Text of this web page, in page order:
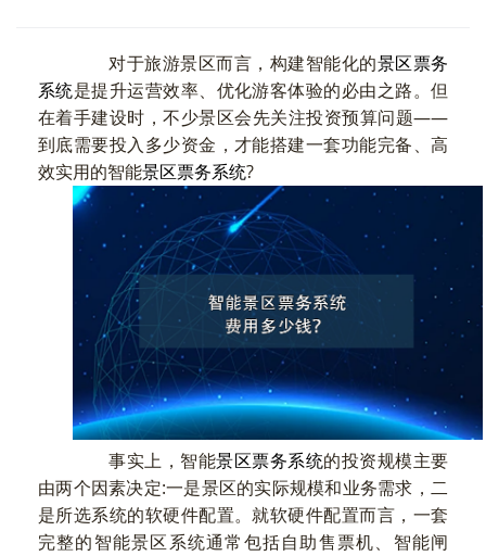
对于旅游景区而言，构建智能化的景区票务
系统是提升运营效率、优化游客体验的必由之路。但
在着手建设时，不少景区会先关注投资预算问题——
到底需要投入多少资金，才能搭建一套功能完备、高
效实用的智能景区票务系统?
事实上，智能景区票务系统的投资规模主要
由两个因素决定:一是景区的实际规模和业务需求，二
是所选系统的软硬件配置。就软硬件配置而言，一套
完整的智能景区系统通常包括自助售票机、智能闸